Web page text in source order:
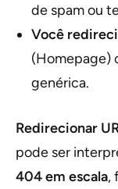
de spam ou
Você
(Homepage)
genérica.
Redirecionar
pode ser
404 em escala,